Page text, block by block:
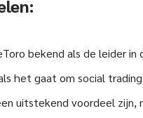
bekend als de leider in
het gaat om social
uitstekend voordeel zijn,